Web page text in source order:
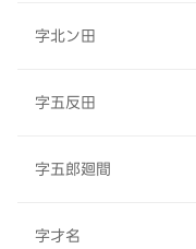
字北ン田
字五反田
字五郎廻間
字才名